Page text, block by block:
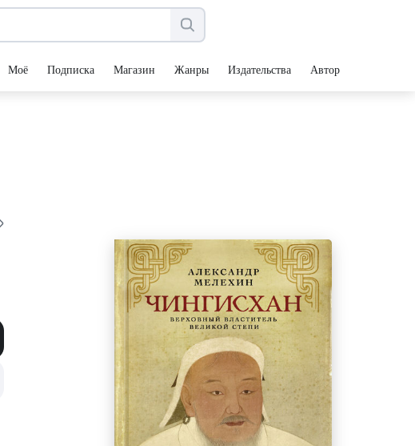
Моё Подписка Магазин Жанры Издательства Авторы